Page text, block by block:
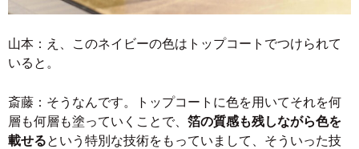
山本：え、このネイビーの色はトップコートでつけられて
いると。
斎藤：そうなんです。トップコートに色を用いてそれを何
層も何層も塗っていくことで、 箔の質感も残しながら色を
載せるという特別な技術をもっていまして、そういった技